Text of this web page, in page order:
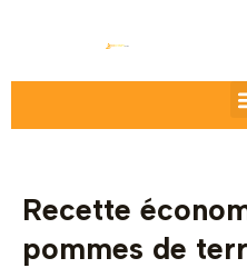
Recette
pommes de